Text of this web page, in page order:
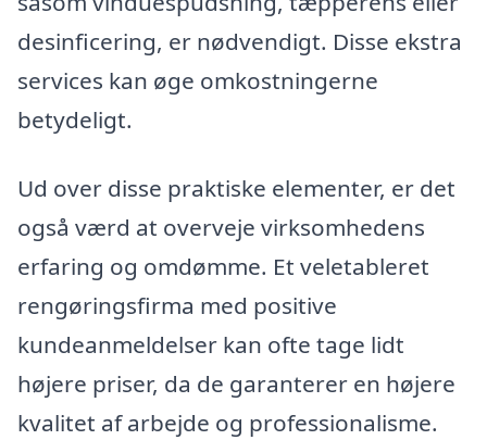
desinficering, er nødvendigt. Disse ekstra
services kan øge omkostningerne
betydeligt.
Ud over disse praktiske elementer, er det
også værd at overveje virksomhedens
erfaring og omdømme. Et veletableret
rengøringsfirma med positive
kundeanmeldelser kan ofte tage lidt
højere priser, da de garanterer en højere
kvalitet af arbejde og professionalisme.